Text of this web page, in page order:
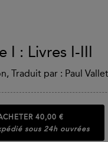
I : Livres I-III
Traduit par : Paul
40,00 €
sous 24h ouvrées